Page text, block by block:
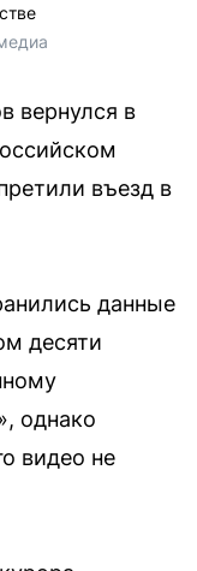
вернулся в
въезд в
данные
десяти
однако
видео не